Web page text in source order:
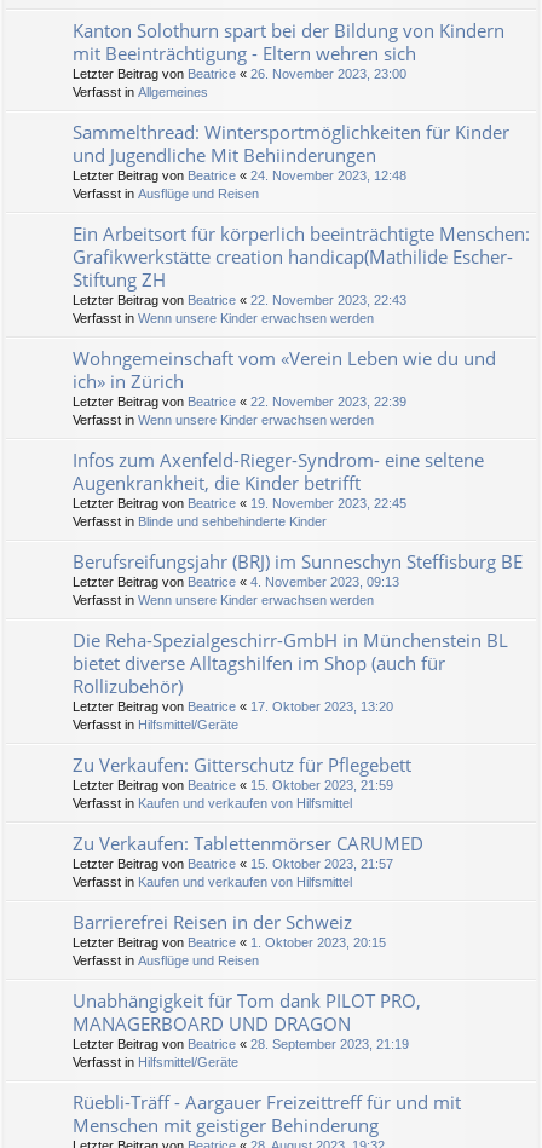
Kanton Solothurn spart bei der Bildung von Kindern
mit Beeinträchtigung - Eltern wehren sich
Letzter Beitrag von Beatrice « 26. November 2023, 23:00
Verfasst in Allgemeines
Sammelthread: Wintersportmöglichkeiten für Kinder
und Jugendliche Mit Behiinderungen
Letzter Beitrag von Beatrice « 24. November 2023, 12:48
Verfasst in Ausflüge und Reisen
Ein Arbeitsort für körperlich beeinträchtigte Menschen:
Grafikwerkstätte creation handicap(Mathilide Escher-
Stiftung ZH
Letzter Beitrag von Beatrice « 22. November 2023, 22:43
Verfasst in Wenn unsere Kinder erwachsen werden
Wohngemeinschaft vom «Verein Leben wie du und
ich» in Zürich
Letzter Beitrag von Beatrice « 22. November 2023, 22:39
Verfasst in Wenn unsere Kinder erwachsen werden
Infos zum Axenfeld-Rieger-Syndrom- eine seltene
Augenkrankheit, die Kinder betrifft
Letzter Beitrag von Beatrice « 19. November 2023, 22:45
Verfasst in Blinde und sehbehinderte Kinder
Berufsreifungsjahr (BRJ) im Sunneschyn Steffisburg BE
Letzter Beitrag von Beatrice « 4. November 2023, 09:13
Verfasst in Wenn unsere Kinder erwachsen werden
Die Reha-Spezialgeschirr-GmbH in Münchenstein BL
bietet diverse Alltagshilfen im Shop (auch für
Rollizubehör)
Letzter Beitrag von Beatrice « 17. Oktober 2023, 13:20
Verfasst in Hilfsmittel/Geräte
Zu Verkaufen: Gitterschutz für Pflegebett
Letzter Beitrag von Beatrice « 15. Oktober 2023, 21:59
Verfasst in Kaufen und verkaufen von Hilfsmittel
Zu Verkaufen: Tablettenmörser CARUMED
Letzter Beitrag von Beatrice « 15. Oktober 2023, 21:57
Verfasst in Kaufen und verkaufen von Hilfsmittel
Barrierefrei Reisen in der Schweiz
Letzter Beitrag von Beatrice « 1. Oktober 2023, 20:15
Verfasst in Ausflüge und Reisen
Unabhängigkeit für Tom dank PILOT PRO,
MANAGERBOARD UND DRAGON
Letzter Beitrag von Beatrice « 28. September 2023, 21:19
Verfasst in Hilfsmittel/Geräte
Rüebli-Träff - Aargauer Freizeittreff für und mit
Menschen mit geistiger Behinderung